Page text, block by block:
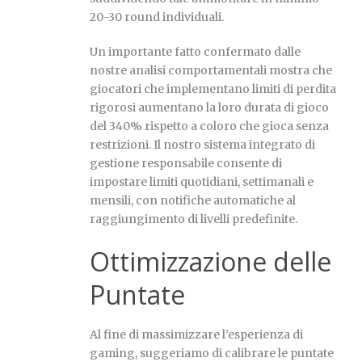
20-30 round individuali.
Un importante fatto confermato dalle
nostre analisi comportamentali mostra che
giocatori che implementano limiti di perdita
rigorosi aumentano la loro durata di gioco
del 340% rispetto a coloro che gioca senza
restrizioni. Il nostro sistema integrato di
gestione responsabile consente di
impostare limiti quotidiani, settimanali e
mensili, con notifiche automatiche al
raggiungimento di livelli predefinite.
Ottimizzazione delle
Puntate
Al fine di massimizzare l’esperienza di
gaming, suggeriamo di calibrare le puntate